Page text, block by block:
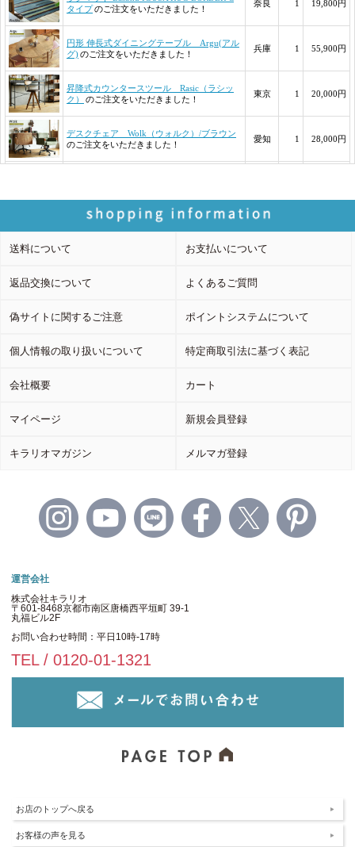
送料について お支払いについて
返品交換について よくあるご質問
偽サイトに関するご注意 ポイントシステムについて
個人情報の取り扱いについて 特定商取引法に基づく表記
会社概要 カート
マイページ 新規会員登録
キラリオマガジン メルマガ登録
運営会社
株式会社キラリオ
〒601-8468京都市南区唐橋西平垣町 39-1
丸福ビル2F
お問い合わせ時間：平日10時-17時
TEL / 0120-01-1321
お店のトップへ戻る
お客様の声を見る